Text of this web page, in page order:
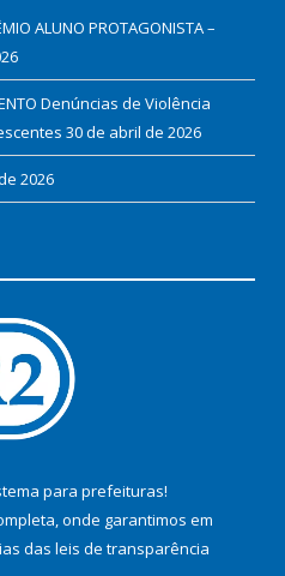
ALUNO PROTAGONISTA –
Denúncias de Violência
30 de abril de 2026
2026
para prefeituras!
onde garantimos em
das leis de transparência